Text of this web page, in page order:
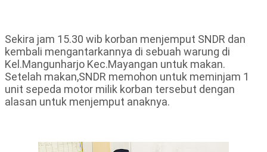
Sekira jam 15.30 wib korban menjemput SNDR dan
kembali mengantarkannya di sebuah warung di
Kel.Mangunharjo Kec.Mayangan untuk makan.
Setelah makan,SNDR memohon untuk meminjam 1
unit sepeda motor milik korban tersebut dengan
alasan untuk menjemput anaknya.